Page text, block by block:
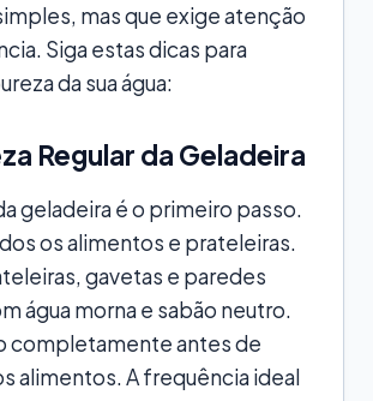
mas que exige atenção
Siga estas dicas para
da sua água:
Regular da Geladeira
geladeira é o primeiro passo.
os alimentos e prateleiras.
gavetas e paredes
água morna e sabão neutro.
completamente antes de
alimentos. A frequência ideal